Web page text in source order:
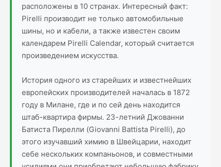
расположены в 10 странах. Интересный факт:
Pirelli производит не только автомобильные
шины, но и кабели, а также известен своим
календарем Pirelli Calendar, который считается
произведением искусства.
История одного из старейших и известнейших
европейских производителей началась в 1872
году в Милане, где и по сей день находится
штаб-квартира фирмы. 23-летний Джованни
Батиста Пирелли (Giovanni Battista Pirelli), до
этого изучавший химию в Швейцарии, находит
себе нескольких компаньонов, и совместными